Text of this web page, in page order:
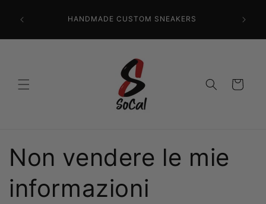
ai contenuti
HANDMADE CUSTOM SNEAKERS
Carrello
Non vendere le mie
informazioni